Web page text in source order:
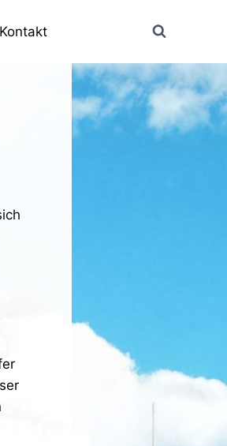
Kontakt